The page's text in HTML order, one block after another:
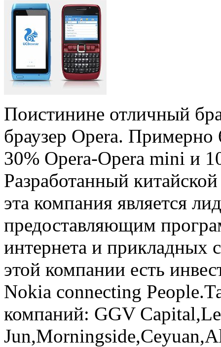
Поистинине отличный
браузер Opera.
30% Opera-Opera mini и
Разработанный
эта компания является
предоставляющим
интернета и прикладных
этой компании есть
Nokia connecting
компаний: GGV